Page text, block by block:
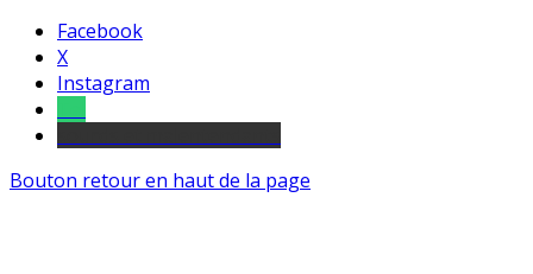
Facebook
X
Instagram
Bouton retour en haut de la page